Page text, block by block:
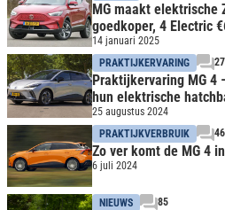
MG maakt elektrische
goedkoper, 4 Electric
14 januari 2025
PRAKTIJKERVARING
27
Praktijkervaring MG 4
hun elektrische
25 augustus 2024
PRAKTIJKVERBRUIK
46
Zo ver komt de MG 4
6 juli 2024
NIEUWS 85